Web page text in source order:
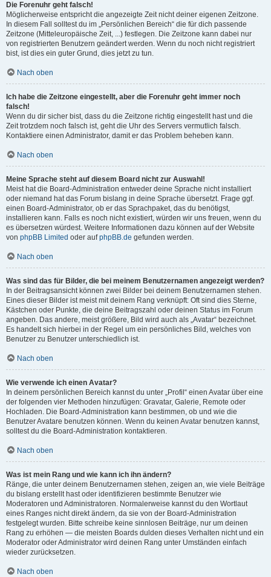
Die Forenuhr geht falsch!
Möglicherweise entspricht die angezeigte Zeit nicht deiner eigenen Zeitzone.
In diesem Fall solltest du im „Persönlichen Bereich“ die für dich passende
Zeitzone (Mitteleuropäische Zeit, ...) festlegen. Die Zeitzone kann dabei nur
von registrierten Benutzern geändert werden. Wenn du noch nicht registriert
bist, ist dies ein guter Grund, dies jetzt zu tun.
Nach oben
Ich habe die Zeitzone eingestellt, aber die Forenuhr geht immer noch
falsch!
Wenn du dir sicher bist, dass du die Zeitzone richtig eingestellt hast und die
Zeit trotzdem noch falsch ist, geht die Uhr des Servers vermutlich falsch.
Kontaktiere einen Administrator, damit er das Problem beheben kann.
Nach oben
Meine Sprache steht auf diesem Board nicht zur Auswahl!
Meist hat die Board-Administration entweder deine Sprache nicht installiert
oder niemand hat das Forum bislang in deine Sprache übersetzt. Frage ggf.
einen Board-Administrator, ob er das Sprachpaket, das du benötigst,
installieren kann. Falls es noch nicht existiert, würden wir uns freuen, wenn du
es übersetzen würdest. Weitere Informationen dazu können auf der Website
von phpBB Limited oder aufphpBB.de gefunden werden.
Nach oben
Was sind das für Bilder, die bei meinem Benutzernamen angezeigt werden?
In der Beitragsansicht können zwei Bilder bei deinem Benutzernamen stehen.
Eines dieser Bilder ist meist mit deinem Rang verknüpft: Oft sind dies Sterne,
Kästchen oder Punkte, die deine Beitragszahl oder deinen Status im Forum
angeben. Das andere, meist größere, Bild wird auch als „Avatar“ bezeichnet.
Es handelt sich hierbei in der Regel um ein persönliches Bild, welches von
Benutzer zu Benutzer unterschiedlich ist.
Nach oben
Wie verwende ich einen Avatar?
In deinem persönlichen Bereich kannst du unter „Profil“ einen Avatar über eine
der folgenden vier Methoden hinzufügen: Gravatar, Galerie, Remote oder
Hochladen. Die Board-Administration kann bestimmen, ob und wie die
Benutzer Avatare benutzen können. Wenn du keinen Avatar benutzen kannst,
solltest du die Board-Administration kontaktieren.
Nach oben
Was ist mein Rang und wie kann ich ihn ändern?
Ränge, die unter deinem Benutzernamen stehen, zeigen an, wie viele Beiträge
du bislang erstellt hast oder identifizieren bestimmte Benutzer wie
Moderatoren und Administratoren. Normalerweise kannst du den Wortlaut
eines Ranges nicht direkt ändern, da sie von der Board-Administration
festgelegt wurden. Bitte schreibe keine sinnlosen Beiträge, nur um deinen
Rang zu erhöhen — die meisten Boards dulden dieses Verhalten nicht und ein
Moderator oder Administrator wird deinen Rang unter Umständen einfach
wieder zurücksetzen.
Nach oben